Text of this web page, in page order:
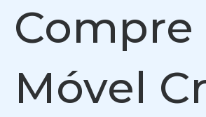
Compre
Móvel